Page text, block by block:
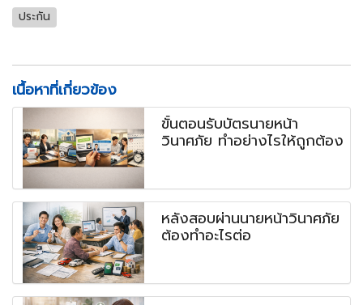
ประกัน
เนื้อหาที่เกี่ยวข้อง
ขั้นตอนรับบัตรนายหน้า
วินาศภัย ทำอย่างไรให้ถูกต้อง
หลังสอบผ่านนายหน้าวินาศภัย
ต้องทำอะไรต่อ